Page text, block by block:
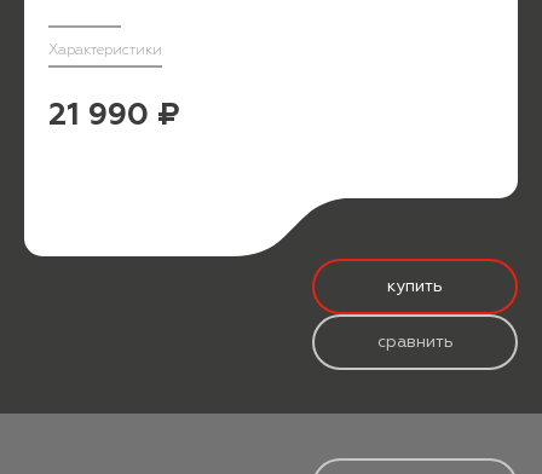
Характеристики
21 990 ₽
купить
сравнить